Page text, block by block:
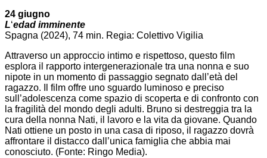
24 giugno
L‘edad imminente
Spagna (2024), 74 min. Regia: Colettivo Vigilia
Attraverso un approccio intimo e rispettoso, questo film
esplora il rapporto intergenerazionale tra una nonna e suo
nipote in un momento di passaggio segnato dall’età del
ragazzo. Il film offre uno sguardo luminoso e preciso
sull’adolescenza come spazio di scoperta e di confronto con
la fragilità del mondo degli adulti. Bruno si destreggia tra la
cura della nonna Nati, il lavoro e la vita da giovane. Quando
Nati ottiene un posto in una casa di riposo, il ragazzo dovrà
affrontare il distacco dall’unica famiglia che abbia mai
conosciuto. (Fonte: Ringo Media).